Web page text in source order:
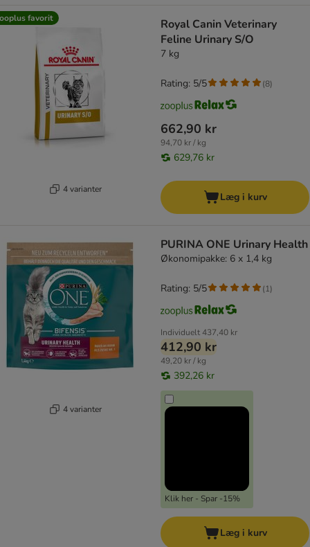
favorit
4 varianter
Royal Canin Veterinary
Feline Urinary S/O
7 kg
662,90 kr
94,70 kr / kg
629,76 kr
Rating: 5/5 (8)
Læg i kurv
4 varianter
PURINA ONE Urinary Health
Økonomipakke: 6 x 1,4 kg
Individuelt437,40 kr
412,90 kr
49,20 kr / kg
392,26 kr
Klik her - Spar -15%
Rating: 5/5 (1)
Læg i kurv